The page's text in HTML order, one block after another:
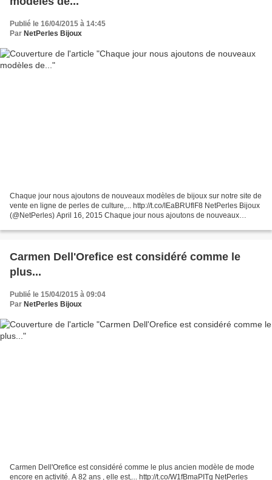
Publié le 16/04/2015 à 14:45
Par NetPerles Bijoux
Chaque jour nous ajoutons de nouveaux modèles de bijoux sur notre site de
vente en ligne de perles de culture,... http://t.co/IEaBRUflF8 NetPerles Bijoux
(@NetPerles) April 16, 2015 Chaque jour nous ajoutons de nouveaux
Carmen Dell'Orefice est considéré comme le
plus...
Publié le 15/04/2015 à 09:04
Par NetPerles Bijoux
Carmen Dell'Orefice est considéré comme le plus ancien modèle de mode
encore en activité. A 82 ans , elle est,... http://t.co/W1fBmaPITg NetPerles